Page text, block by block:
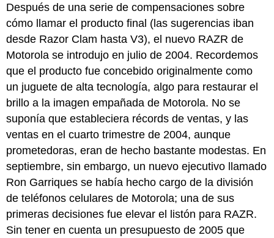
Después de una serie de compensaciones sobre
cómo llamar el producto final (las sugerencias iban
desde Razor Clam hasta V3), el nuevo RAZR de
Motorola se introdujo en julio de 2004. Recordemos
que el producto fue concebido originalmente como
un juguete de alta tecnología, algo para restaurar el
brillo a la imagen empañada de Motorola. No se
suponía que estableciera récords de ventas, y las
ventas en el cuarto trimestre de 2004, aunque
prometedoras, eran de hecho bastante modestas. En
septiembre, sin embargo, un nuevo ejecutivo llamado
Ron Garriques se había hecho cargo de la división
de teléfonos celulares de Motorola; una de sus
primeras decisiones fue elevar el listón para RAZR.
Sin tener en cuenta un presupuesto de 2005 que